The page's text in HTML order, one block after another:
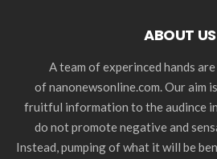
ABOUT US
A team of experinced hands
of nanonewsonline.com. Our aim
fruitful information to the audince
do not promote negative and
Instead, pumping of what it will be